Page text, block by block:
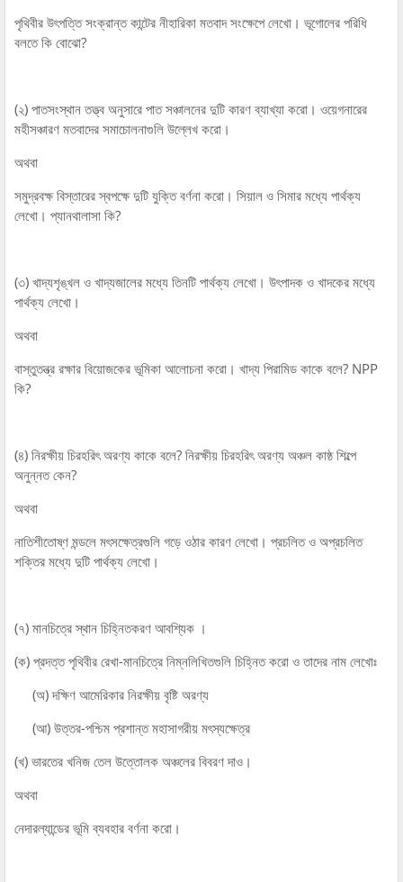
পৃথিবীর উৎপত্তি সংক্রান্ত কান্টের নীহারিকা মতবাদ সংক্ষেপে লেখো। ভূগোলের পরিধি
বলতে কি বোঝো?
(২) পাতসংস্থান তত্ত্ব অনুসারে পাত সঞ্চালনের দুটি কারণ ব্যাখ্যা করো। ওয়েগনারের
মহীসঞ্চারণ মতবাদের সমাচোলনাগুলি উল্লেখ করো।
অথবা
সমুদ্রবক্ষ বিস্তারের স্বপক্ষে দুটি যুক্তি বর্ণনা করো। সিয়াল ও সিমার মধ্যে পার্থক্য
লেখো। প্যানথালাসা কি?
(৩) খাদ্যশৃঙ্খল ও খাদ্যজালের মধ্যে তিনটি পার্থক্য লেখো। উৎপাদক ও খাদকের মধ্যে
পার্থক্য লেখো।
অথবা
বাস্তুতন্ত্র রক্ষার বিয়োজকের ভূমিকা আলোচনা করো। খাদ্য পিরামিড কাকে বলে? NPP
কি?
(৪) নিরক্ষীয় চিরহরিৎ অরণ্য কাকে বলে? নিরক্ষীয় চিরহরিৎ অরণ্য অঞ্চল কাষ্ঠ শিল্পে
অনুন্নত কেন?
অথবা
নাতিশীতোষ্ণ মন্ডলে মৎসক্ষেত্রগুলি গড়ে ওঠার কারণ লেখো। প্রচলিত ও অপ্রচলিত
শক্তির মধ্যে দুটি পার্থক্য লেখো।
(৭) মানচিত্রে স্থান চিহ্নিতকরণ আবশ্যিক ।
(ক) প্রদত্ত পৃথিবীর রেখা-মানচিত্রে নিম্নলিখিতগুলি চিহ্নিত করো ও তাদের নাম লেখোঃ
(অ) দক্ষিণ আমেরিকার নিরক্ষীয় বৃষ্টি অরণ্য
(আ) উত্তর-পশ্চিম প্রশান্ত মহাসাগরীয় মৎস্যক্ষেত্র
(খ) ভারতের খনিজ তেল উত্তোলক অঞ্চলের বিবরণ দাও।
অথবা
নেদারল্যান্ডের ভূমি ব্যবহার বর্ণনা করো।